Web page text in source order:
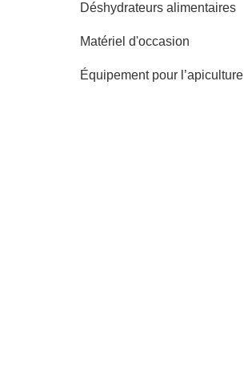
Déshydrateurs alimentaires
Matériel d'occasion
Équipement pour l’apiculture